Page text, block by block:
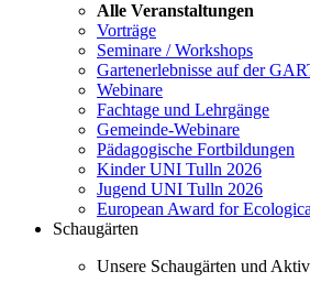
Alle Veranstaltungen
Vorträge
Seminare / Workshops
Gartenerlebnisse auf der
Webinare
Fachtage und Lehrgänge
Gemeinde-Webinare
Pädagogische Fortbildungen
Kinder UNI Tulln 2026
Jugend UNI Tulln 2026
European Award for
Schaugärten
Unsere Schaugärten und